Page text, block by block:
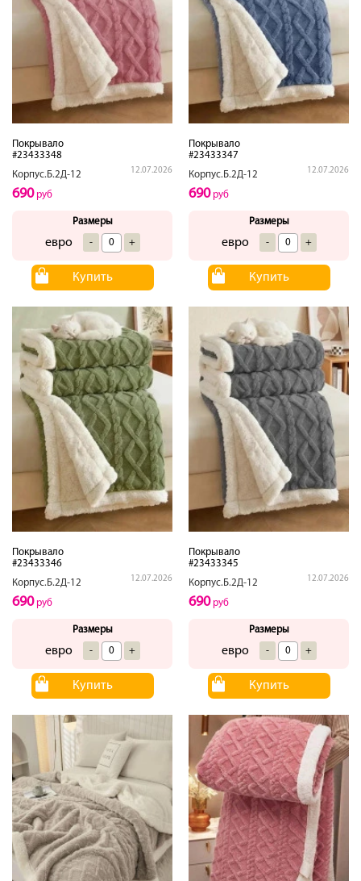
Покрывало
#23433348
Корпус.Б.2Д-12
12.07.2026
690руб
Размеры
евро - +
Купить
Покрывало
#23433347
Корпус.Б.2Д-12
12.07.2026
690руб
Размеры
евро - +
Купить
Покрывало
#23433346
Корпус.Б.2Д-12
12.07.2026
690руб
Размеры
евро - +
Купить
Покрывало
#23433345
Корпус.Б.2Д-12
12.07.2026
690руб
Размеры
евро - +
Купить